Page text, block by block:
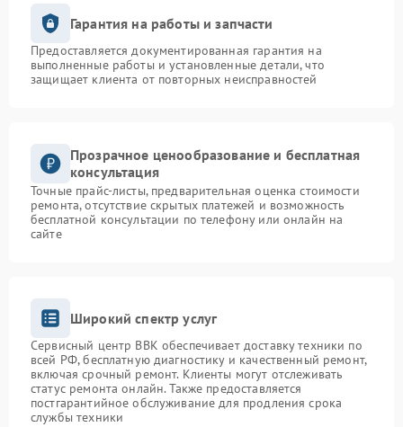
Гарантия на работы и запчасти
Предоставляется документированная гарантия на
выполненные работы и установленные детали, что
защищает клиента от повторных неисправностей
Прозрачное ценообразование и бесплатная
консультация
Точные прайс-листы, предварительная оценка стоимости
ремонта, отсутствие скрытых платежей и возможность
бесплатной консультации по телефону или онлайн на
сайте
Широкий спектр услуг
Сервисный центр BBK обеспечивает доставку техники по
всей РФ, бесплатную диагностику и качественный ремонт,
включая срочный ремонт. Клиенты могут отслеживать
статус ремонта онлайн. Также предоставляется
постгарантийное обслуживание для продления срока
службы техники